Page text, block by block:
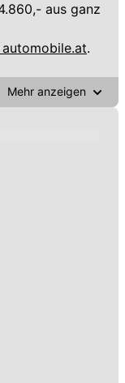
aus ganz
.
Mehr anzeigen